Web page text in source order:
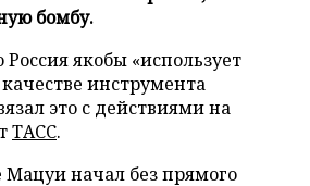
бомбу.
якобы «использует
инструмента
это с действиями на
ТАСС.
Мацуи начал без прямого